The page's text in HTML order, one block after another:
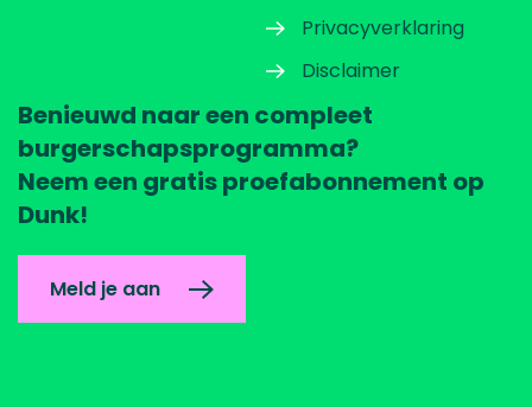
Privacyverklaring
Disclaimer
Benieuwd naar een compleet
burgerschapsprogramma?
Neem een gratis proefabonnement op
Dunk!
Meld je aan